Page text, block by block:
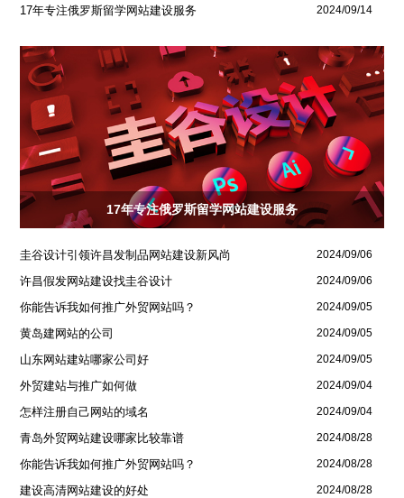
17年专注俄罗斯留学网站建设服务 2024/09/14
17年专注俄罗斯留学网站建设服务
圭谷设计引领许昌发制品网站建设新风尚 2024/09/06
许昌假发网站建设找圭谷设计 2024/09/06
你能告诉我如何推广外贸网站吗？ 2024/09/05
黄岛建网站的公司 2024/09/05
山东网站建站哪家公司好 2024/09/05
外贸建站与推广如何做 2024/09/04
怎样注册自己网站的域名 2024/09/04
青岛外贸网站建设哪家比较靠谱 2024/08/28
你能告诉我如何推广外贸网站吗？ 2024/08/28
建设高清网站建设的好处 2024/08/28